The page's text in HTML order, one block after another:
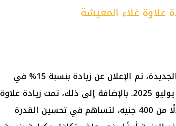
علاوة غلاء المعيشة
في إطار حزمة الحماية الاجتماعية الجديدة، تم الإعلان عن زيادة بنسبة 15% في
المعاشات، والتي ستطبق بدءًا من يوليو 2025. بالإضافة إلى ذلك، تمت زيادة علاوة
غلاء المعيشة لتصبح 1000 جنيه بدلًا من 400 جنيه، لتساهم في تحسين القدرة